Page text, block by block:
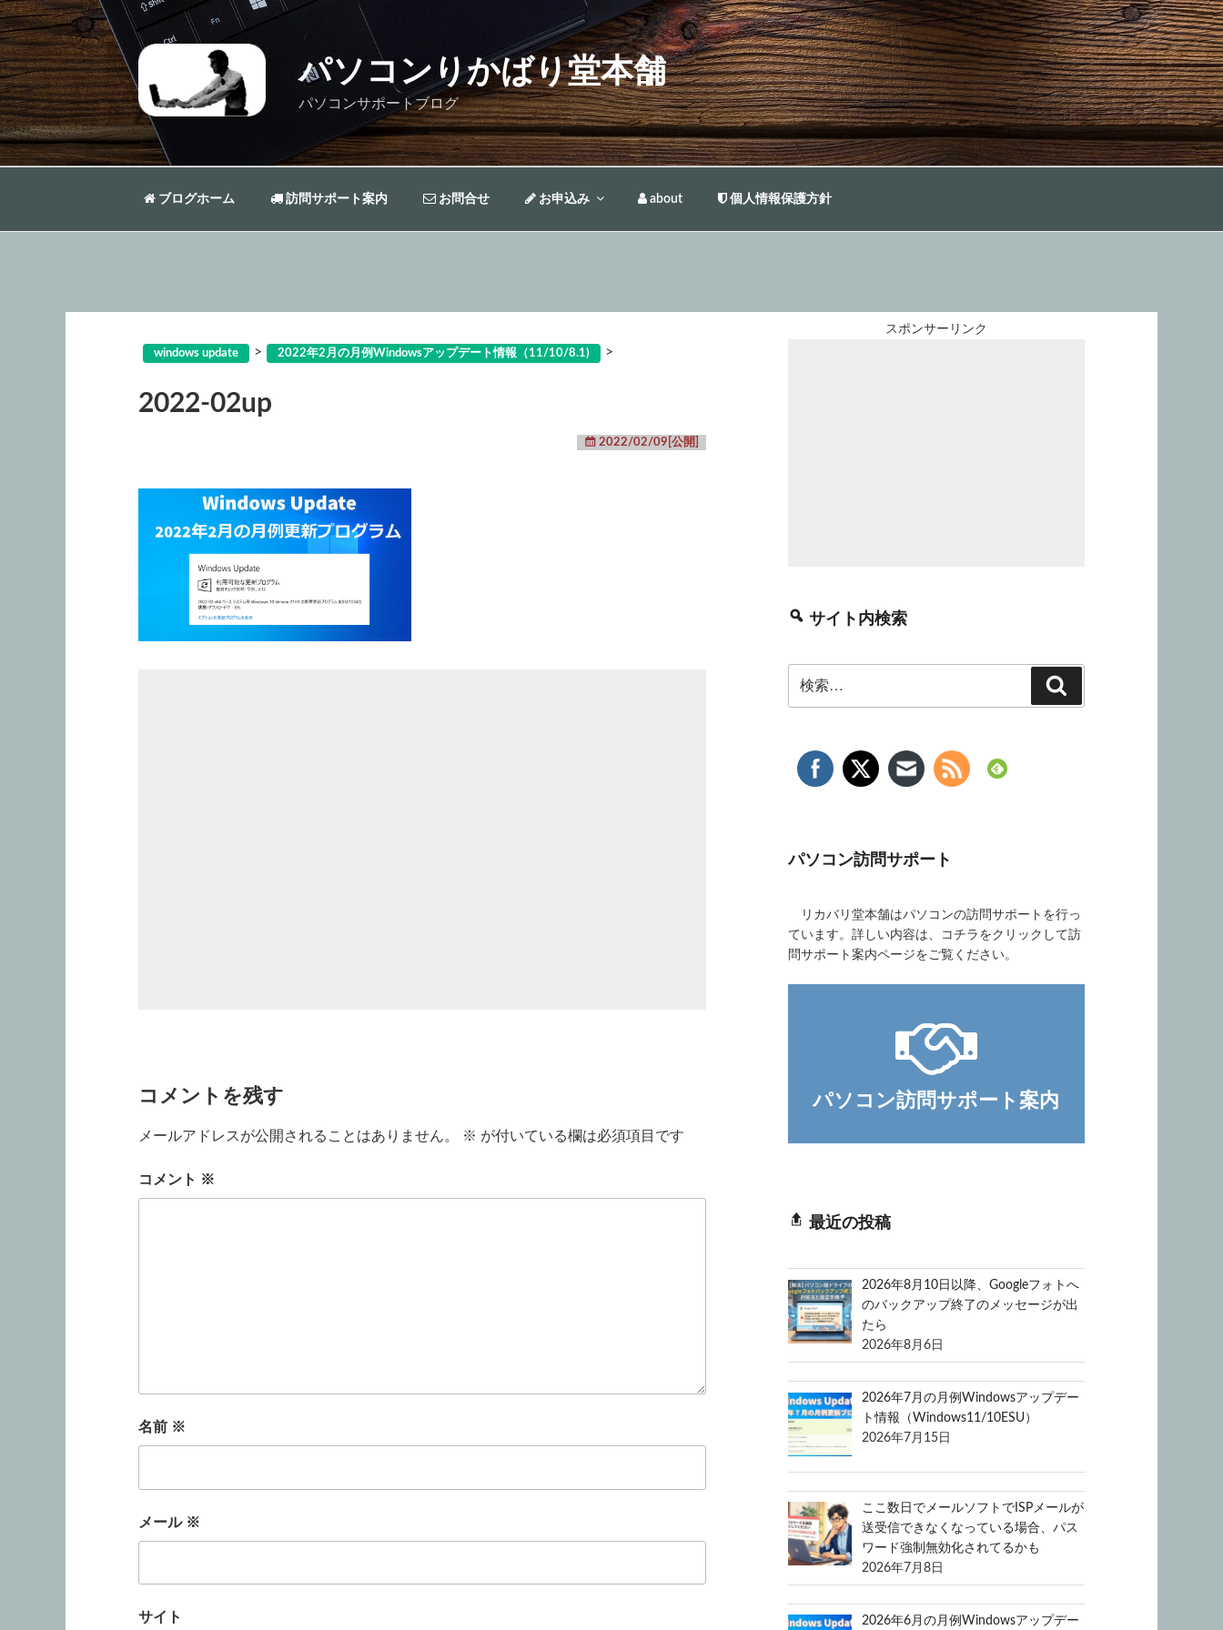
コ
ン
テ
ン
ツ
へ
ス
キ
パソコンりかばり堂本舗
パソコンサポートブログ
ブログホーム 訪問サポート案内 お問合せ お申込み about 個人情報保護方針
windows update > 2022年2月の月例Windowsアップデート情報（11/10/8.1) >
2022-02up
2022/02/09[公開]
コメントを残す
メールアドレスが公開されることはありません。 ※ が付いている欄は必須項目です
コメント ※
名前 ※
メール ※
サイト
スポンサーリンク
サイト内検索
索:
索
パソコン訪問サポート
リカバリ堂本舗はパソコンの訪問サポートを行っ
ています。詳しい内容は、コチラをクリックして訪
問サポート案内ページをご覧ください。
パソコン訪問サポート案内
最近の投稿
2026年8月10日以降、Googleフォトへ
のバックアップ終了のメッセージが出
たら
2026年8月6日
2026年7月の月例Windowsアップデー
ト情報（Windows11/10ESU）
2026年7月15日
ここ数日でメールソフトでISPメールが
送受信できなくなっている場合、パス
ワード強制無効化されてるかも
2026年7月8日
2026年6月の月例Windowsアップデー